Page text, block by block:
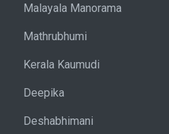
Malayala Manorama
Mathrubhumi
Kerala Kaumudi
Deepika
Deshabhimani